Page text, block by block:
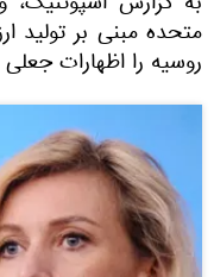
متحده مبنی بر تولید
روسیه را اظهارات جعلی